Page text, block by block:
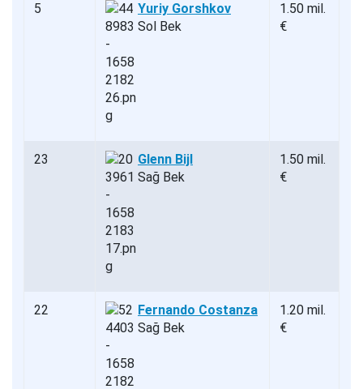
5
Yuriy Gorshkov
Sol Bek
1.50 mil.
€
23
Glenn Bijl
Sağ Bek
1.50 mil.
€
22
Fernando Costanza
Sağ Bek
1.20 mil.
€